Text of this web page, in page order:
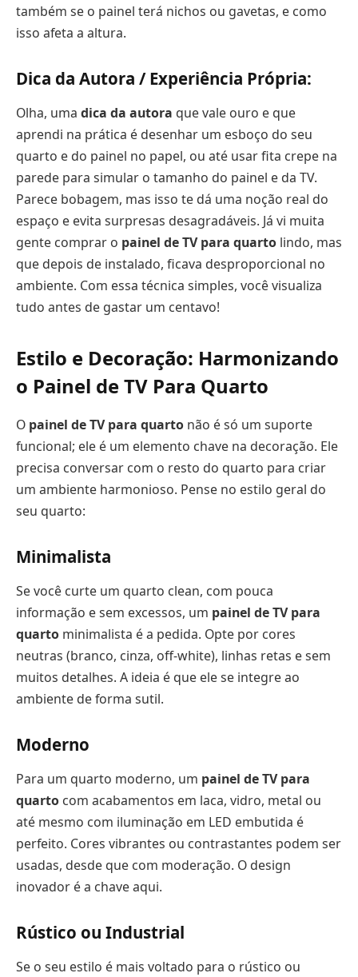
também se o painel terá nichos ou gavetas, e como
isso afeta a altura.
Dica da Autora / Experiência Própria:
Olha, uma dica da autora que vale ouro e que
aprendi na prática é desenhar um esboço do seu
quarto e do painel no papel, ou até usar fita crepe na
parede para simular o tamanho do painel e da TV.
Parece bobagem, mas isso te dá uma noção real do
espaço e evita surpresas desagradáveis. Já vi muita
gente comprar o painel de TV para quarto lindo, mas
que depois de instalado, ficava desproporcional no
ambiente. Com essa técnica simples, você visualiza
tudo antes de gastar um centavo!
Estilo e Decoração: Harmonizando
o Painel de TV Para Quarto
O painel de TV para quarto não é só um suporte
funcional; ele é um elemento chave na decoração. Ele
precisa conversar com o resto do quarto para criar
um ambiente harmonioso. Pense no estilo geral do
seu quarto:
Minimalista
Se você curte um quarto clean, com pouca
informação e sem excessos, um painel de TV para
quarto minimalista é a pedida. Opte por cores
neutras (branco, cinza, off-white), linhas retas e sem
muitos detalhes. A ideia é que ele se integre ao
ambiente de forma sutil.
Moderno
Para um quarto moderno, um painel de TV para
quarto com acabamentos em laca, vidro, metal ou
até mesmo com iluminação em LED embutida é
perfeito. Cores vibrantes ou contrastantes podem ser
usadas, desde que com moderação. O design
inovador é a chave aqui.
Rústico ou Industrial
Se o seu estilo é mais voltado para o rústico ou